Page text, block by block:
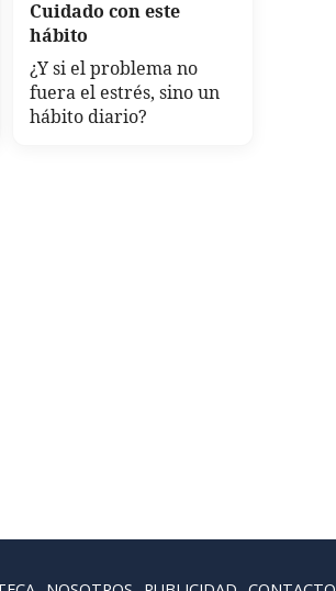
Cuidado con este
hábito
¿Y si el problema no
fuera el estrés, sino un
hábito diario?